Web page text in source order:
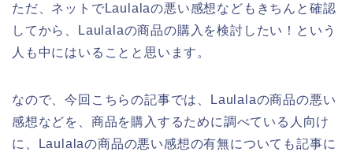
ただ、ネットでLaulalaの悪い感想などもきちんと確認
してから、Laulalaの商品の購入を検討したい！という
人も中にはいることと思います。
なので、今回こちらの記事では、Laulalaの商品の悪い
感想などを、商品を購入するために調べている人向け
に、Laulalaの商品の悪い感想の有無についても記事に